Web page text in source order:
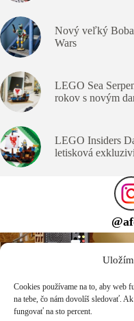
Cookies používame na to, aby web
na tebe, čo nám dovolíš sledovať.
fungovať na sto percent.
Nový veľký Boba
Wars
LEGO Sea
rokov s novým
LEGO Insiders
letisková
@